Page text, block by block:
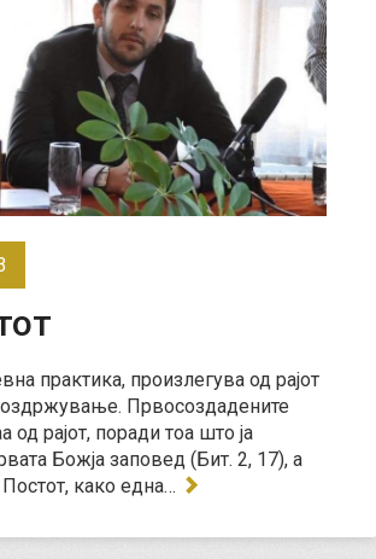
практика, произлегува од рајот
Првосоздадените
од рајот, поради тоа што ја
Божја заповед (Бит. 2, 17), а
Постот, како една…